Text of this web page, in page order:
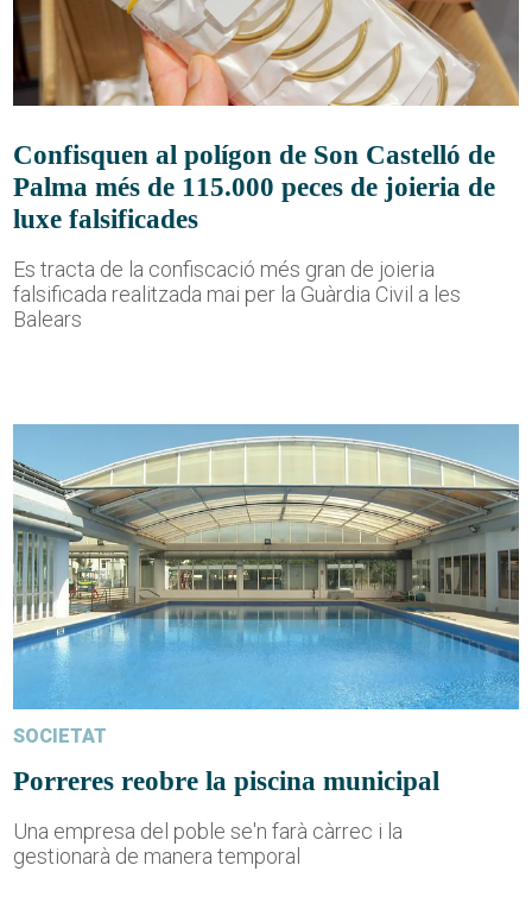
Confisquen al polígon de Son Castelló de
Palma més de 115.000 peces de joieria de
luxe falsificades
Es tracta de la confiscació més gran de joieria
falsificada realitzada mai per la Guàrdia Civil a les
Balears
SOCIETAT
Porreres reobre la piscina municipal
Una empresa del poble se'n farà càrrec i la
gestionarà de manera temporal